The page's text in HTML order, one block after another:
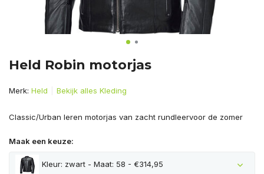
Held Robin motorjas
Merk: Held Bekijk alles Kleding
Classic/Urban leren motorjas van zacht rundleervoor de zomer
Maak een keuze:
Kleur: zwart - Maat: 58 - €314,95